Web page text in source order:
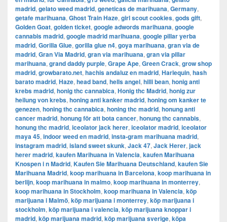
madrid, gelato weed madrid, geneticas de marihuana, Germany,
getafe marihuana, Ghost Train Haze, girl scout cookies, gods gift,
Golden Goat, golden ticket, google adwords marihuana, google
cannabis madrid, google madrid marihuana, google pillar yerba
madrid, Gorilla Glue, gorilla glue n4, goya marihuana, gran via de
madrid, ​​Gran Via Madrid, gran via marihuana, gran via pillar
marihuana, grand daddy purple, Grape Ape, Green Crack, grow shop
madrid, growbarato.net, hachis andaluz en madrid, Harlequin, hash
barato madrid, Haze, head band, hells angel, hilli bean, honig anti
krebs madrid, honig thc cannabica, Honig thc Madrid, honig zur
heilung von krebs, honing anti kanker madrid, honing om kanker te
genezen, honing thc cannabica, honing thc madrid, honung anti
cancer madrid, honung för att bota cancer, honung thc cannabis,
honung thc madrid, iceolator jack herer, iceolator madrid, iceolator
maya 45, indoor weed en madrid, insta-gram marihuana madrid,
instagram madrid, island sweet skunk, Jack 47, Jack Herer, jack
herer madrid, kaufen Marihuana in Valencia, kaufen Marihuana
Knospen i n Madrid, Kaufen Sie Marihuana Deutschland, kaufen Sie
Marihuana Madrid, koop marihuana in Barcelona, koop marihuana in
berlijn, koop marihuana in malmo, koop marihuana in monterrey,
koop marihuana in Stockholm, ​​koop marihuana in Valencia, köp
marijuana i Malmö, köp marijuana i monterrey, köp marijuana i
stockholm, ​​köp marijuana i valencia, köp marijuana knoppar i
madrid, köp marijuana madrid, köp marijuana sverige, köpa